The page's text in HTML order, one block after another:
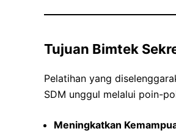
Tujuan Bimtek
Pelatihan yang
SDM unggul melalui poin-
Meningkatkan